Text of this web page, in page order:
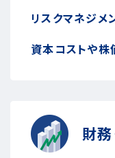
リスクマネジメ
資本コストや株
財務